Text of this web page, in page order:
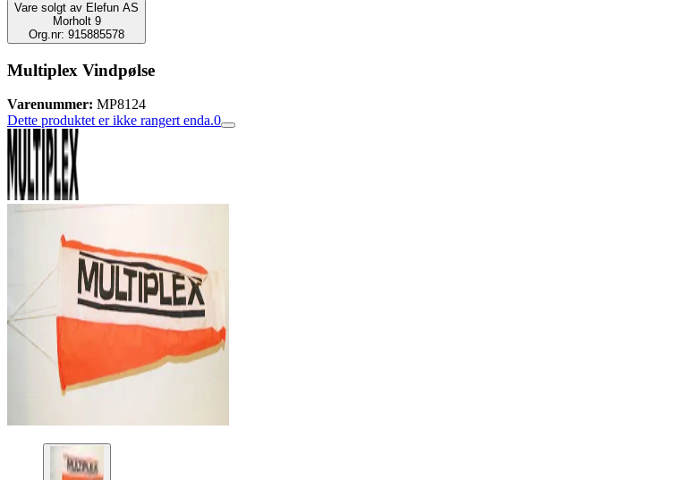
Vare solgt av Elefun AS
Morholt 9
Org.nr: 915885578
Multiplex Vindpølse
Varenummer: MP8124
Dette produktet er ikke rangert enda.0